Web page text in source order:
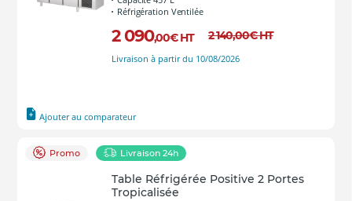
Réfrigération Ventilée
2 090,00€ HT 2 140,00€HT
Livraison à partir du 10/08/2026
Ajouter au comparateur
Promo Livraison 24h
Table Réfrigérée Positive 2 Portes
Tropicalisée